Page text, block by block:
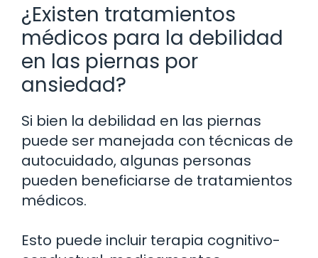
¿Existen tratamientos
médicos para la debilidad
en las piernas por
ansiedad?
Si bien la debilidad en las piernas
puede ser manejada con técnicas de
autocuidado, algunas personas
pueden beneficiarse de tratamientos
médicos.
Esto puede incluir terapia cognitivo-